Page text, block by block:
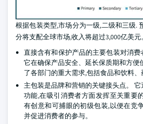
根据包装类型,市场分为一级,二级和三级.
分将支配全球市场,收入将超过3,000亿美元。
直接含有和保护产品的主要包装对消费
它在确保产品安全、延长保质期和方便
了各部门的重大需求,包括食品和饮料、
主包装是品牌和营销的关键接头点。
功能,在吸引消费者方面发挥至关重要
有创意和可捕眼的初级包装,以便在竞
并促进消费者的参与。